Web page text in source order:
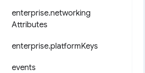
enterprise.networking
Attributes
enterprise.platformKeys
events